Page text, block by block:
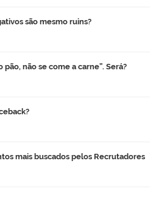
são mesmo ruins?
pão, não se come a carne”. Será?
mais buscados pelos Recrutadores